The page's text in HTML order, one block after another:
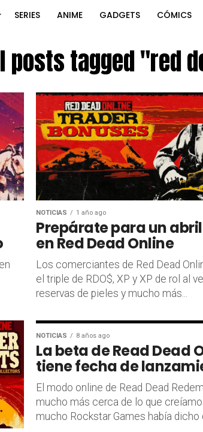
SERIES ANIME GADGETS CÓMICS
posts tagged "red
NOTICIAS 1 año ago
Prepárate para un
en Red Dead Online
Los comerciantes de Red Dead
el triple de RDO$, XP y XP de rol al
reservas de pieles y mucho más...
NOTICIAS 8 años ago
La beta de Read Dead
tiene fecha de
El modo online de Read Dead
mucho más cerca de lo que
mucho Rockstar Games había dicho